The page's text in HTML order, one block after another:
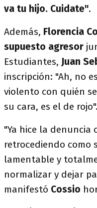
va tu hijo. Cuidate".
Además, Florencia
supuesto agresor
Estudiantes, Juan
inscripción: "Ah, no
violento con quién
su cara, es el de rojo".
"Ya hice la denuncia
retrocediendo como
lamentable y
normalizar y dejar
manifestó Cossio